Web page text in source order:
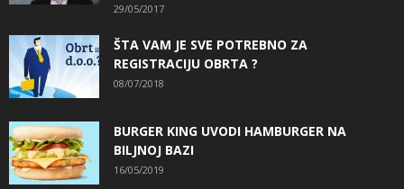
29/05/2017
ŠTA VAM JE SVE POTREBNO ZA
REGISTRACIJU OBRTA ?
08/07/2018
BURGER KING UVODI HAMBURGER NA
BILJNOJ BAZI
16/05/2019